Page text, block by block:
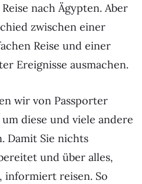
nach Ägypten. Aber
zwischen einer
Reise und einer
Ereignisse ausmachen.
wir von Passporter
diese und viele andere
Damit Sie nichts
und über alles,
informiert reisen. So